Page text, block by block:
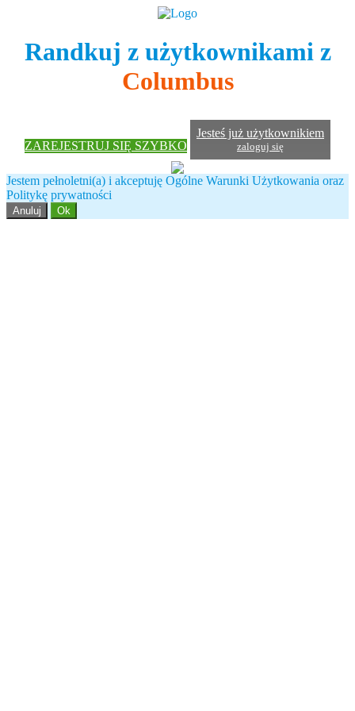
Randkuj z użytkownikami z
Columbus
ZAREJESTRUJ SIĘ SZYBKO
Jesteś już użytkownikiem
zaloguj się
Jestem pełnoletni(a) i akceptuję Ogólne Warunki Użytkowania oraz
Politykę prywatności
Anuluj Ok